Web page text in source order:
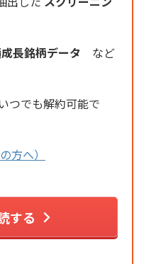
長銘柄データ など
つでも解約可能で
方へ）
する